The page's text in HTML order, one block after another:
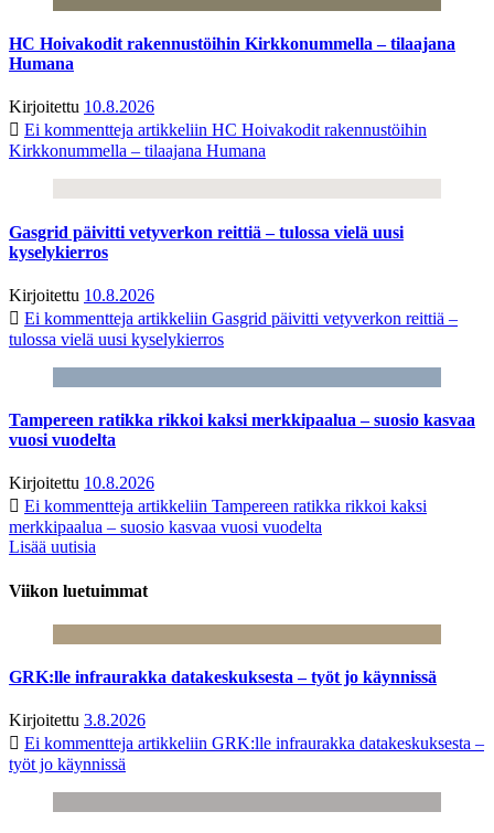
HC Hoivakodit rakennustöihin Kirkkonummella – tilaajana
Humana
Kirjoitettu 10.8.2026
Ei kommentteja artikkeliin HC Hoivakodit rakennustöihin
Kirkkonummella – tilaajana Humana
Gasgrid päivitti vetyverkon reittiä – tulossa vielä uusi
kyselykierros
Kirjoitettu 10.8.2026
Ei kommentteja artikkeliin Gasgrid päivitti vetyverkon reittiä –
tulossa vielä uusi kyselykierros
Tampereen ratikka rikkoi kaksi merkkipaalua – suosio kasvaa
vuosi vuodelta
Kirjoitettu 10.8.2026
Ei kommentteja artikkeliin Tampereen ratikka rikkoi kaksi
merkkipaalua – suosio kasvaa vuosi vuodelta
Lisää uutisia
Viikon luetuimmat
GRK:lle infraurakka datakeskuksesta – työt jo käynnissä
Kirjoitettu 3.8.2026
Ei kommentteja artikkeliin GRK:lle infraurakka datakeskuksesta –
työt jo käynnissä